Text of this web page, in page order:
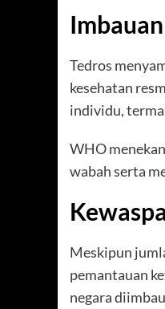
Tedros
kesehatan
individu,
WHO
wabah serta
Meskipun
pemantauan
negara